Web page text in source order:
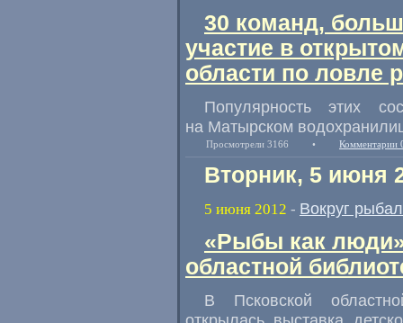
30 команд,
участие в
области по ловле
Популярность этих
на Матырском
Просмотрели 3166 • Комментарии
Вторник, 5 июня
5 июня 2012 - Вокруг
«Рыбы как
областной
В Псковской